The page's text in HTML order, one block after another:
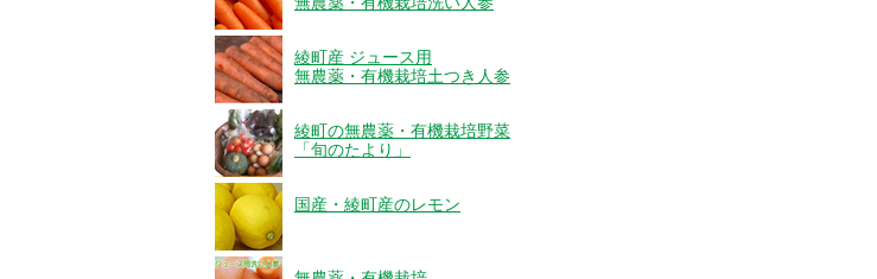
綾町産 ジュース用
無農薬・有機栽培土つき人参
綾町の無農薬・有機栽培野菜
「旬のたより」
国産・綾町産のレモン